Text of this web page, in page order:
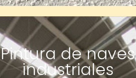
Pintura de naves
industriales